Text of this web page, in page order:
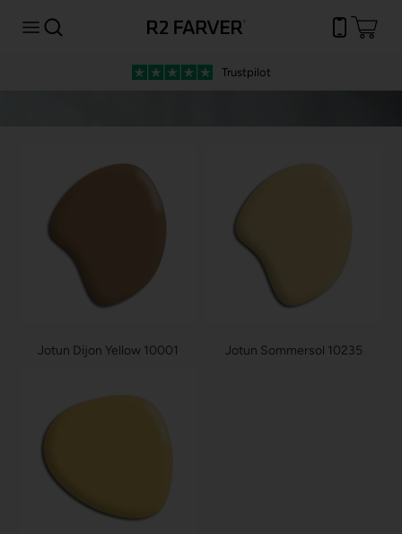
Trustpilot
Jotun Dijon Yellow 10001 Jotun Sommersol 10235